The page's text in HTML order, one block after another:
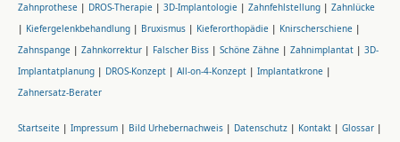
Zahnprothese | DROS-Therapie | 3D-Implantologie | Zahnfehlstellung | Zahnlücke
| Kiefergelenkbehandlung | Bruxismus | Kieferorthopädie | Knirscherschiene |
Zahnspange | Zahnkorrektur | Falscher Biss | Schöne Zähne | Zahnimplantat | 3D-
Implantatplanung | DROS-Konzept | All-on-4-Konzept | Implantatkrone |
Zahnersatz-Berater
Startseite | Impressum | Bild Urhebernachweis | Datenschutz | Kontakt | Glossar |